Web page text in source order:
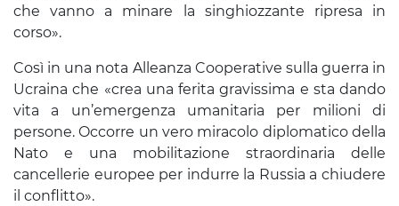
che vanno a minare la singhiozzante ripresa in
corso».
Così in una nota Alleanza Cooperative sulla guerra in
Ucraina che «crea una ferita gravissima e sta dando
vita a un’emergenza umanitaria per milioni di
persone. Occorre un vero miracolo diplomatico della
Nato e una mobilitazione straordinaria delle
cancellerie europee per indurre la Russia a chiudere
il conflitto».